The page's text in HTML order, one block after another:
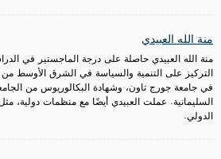
منة الله العبيدي
منة الله العبيدي حاصلة على درجة الماجستير في
التركيز على التنمية والسياسة في الشرق الأوسط من
في جامعة جورج تاون، وشهادة البكالوريوس من
السليمانية. عملت العبيدي أيضًا مع منظمات دولية،
الدولي.